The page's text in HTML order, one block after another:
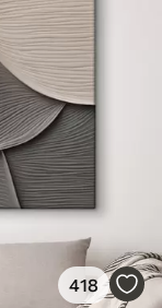
418